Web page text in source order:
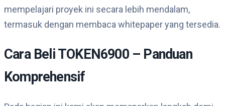
mempelajari proyek ini secara lebih mendalam,
termasuk dengan membaca whitepaper yang tersedia.
Cara Beli TOKEN6900 – Panduan
Komprehensif